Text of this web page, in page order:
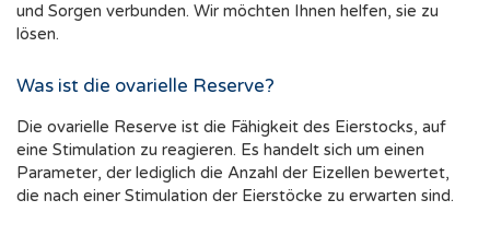
und Sorgen verbunden. Wir möchten Ihnen helfen, sie zu
lösen.
Was ist die ovarielle Reserve?
Die ovarielle Reserve ist die Fähigkeit des Eierstocks, auf
eine Stimulation zu reagieren. Es handelt sich um einen
Parameter, der lediglich die Anzahl der Eizellen bewertet,
die nach einer Stimulation der Eierstöcke zu erwarten sind.